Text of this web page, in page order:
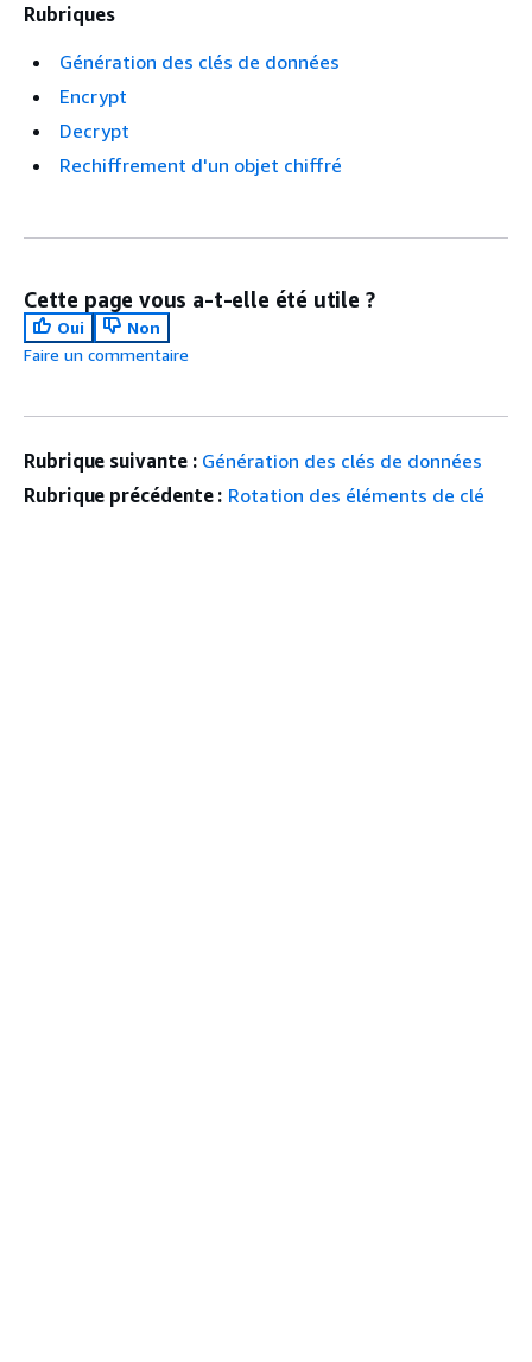
Rubriques
Génération des clés de données
Encrypt
Decrypt
Rechiffrement d'un objet chiffré
Cette page vous a-t-elle été utile ?
Oui
Non
Faire un commentaire
Rubrique suivante : Génération des clés de données
Rubrique précédente : Rotation des éléments de clé